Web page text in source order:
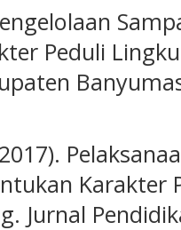
Peduli
Karakter
Jurnal